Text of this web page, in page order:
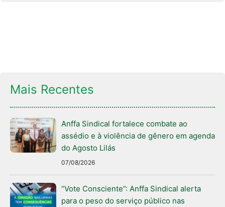
Mais Recentes
Anffa Sindical fortalece combate ao
assédio e à violência de gênero em agenda
do Agosto Lilás
07/08/2026
“Vote Consciente”: Anffa Sindical alerta
para o peso do serviço público nas